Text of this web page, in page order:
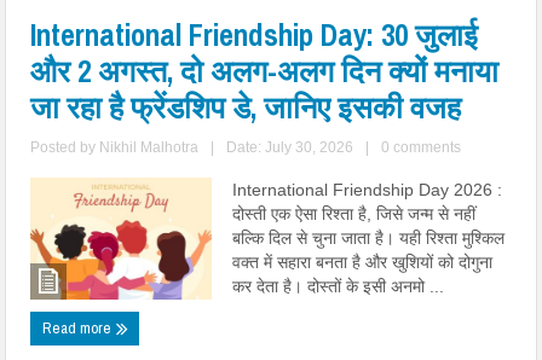
International Friendship Day: 30 जुलाई
और 2 अगस्त, दो अलग-अलग दिन क्यों मनाया
जा रहा है फ्रेंडशिप डे, जानिए इसकी वजह
Posted by Nikhil Malhotra Date: July 30, 2026 0 comments
International Friendship Day 2026 :
दोस्ती एक ऐसा रिश्ता है, जिसे जन्म से नहीं
बल्कि दिल से चुना जाता है। यही रिश्ता मुश्किल
वक्त में सहारा बनता है और खुशियों को दोगुना
कर देता है। दोस्तों के इसी अनमो ...
Read more